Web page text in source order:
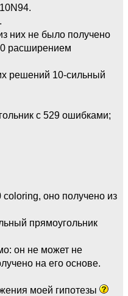
них не было получено
расширением
решений 10-сильный
с 529 ошибками;
оно получено из
прямоугольник
он не может не
на его основе.
моей гипотезы